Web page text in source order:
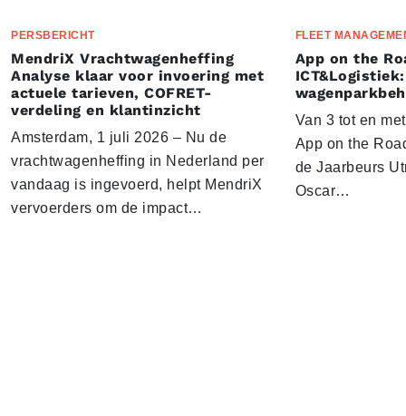
PERSBERICHT
MendriX Vrachtwagenheffing
Analyse klaar voor invoering met
actuele tarieven, COFRET-
verdeling en klantinzicht
Amsterdam, 1 juli 2026 – Nu de
vrachtwagenheffing in Nederland per
vandaag is ingevoerd, helpt MendriX
vervoerders om de impact…
FLEET
App on the
Van 3 tot en
App on the
de Jaarbeurs
Oscar…